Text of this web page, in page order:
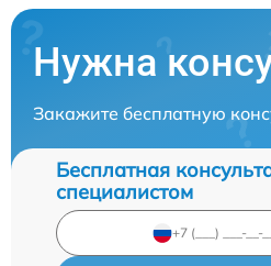
Нужна
Закажите бесплатную
Бесплатная
специалистом